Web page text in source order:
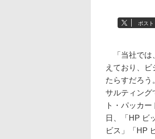
ポスト
「当社では
えており、
たらすだろう
サルティン
ト・パッカ
日、「HP ビ
ビス」「HP